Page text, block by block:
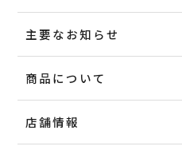
主要なお知らせ
商品について
店舗情報